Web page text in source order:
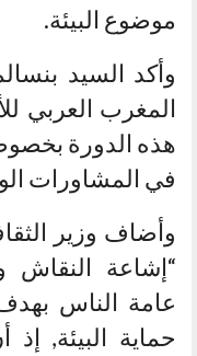
موضوع البيئة.
وأكد السيد
المغرب العربي
هذه الدورة
في المشاورات
وأضاف وزير
“إشاعة النقاش
عامة الناس
حماية البيئة,